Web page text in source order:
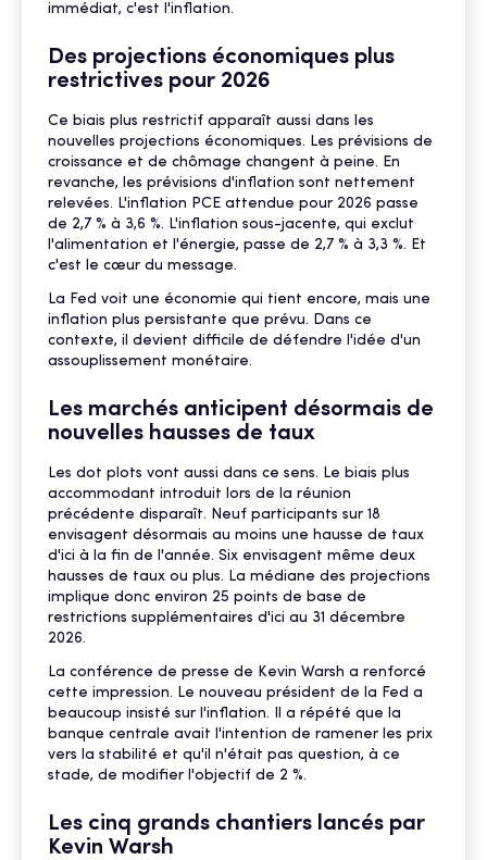
immédiat, c'est l'inflation.
Des projections économiques plus
restrictives pour 2026
Ce biais plus restrictif apparaît aussi dans les
nouvelles projections économiques. Les prévisions de
croissance et de chômage changent à peine. En
revanche, les prévisions d'inflation sont nettement
relevées. L'inflation PCE attendue pour 2026 passe
de 2,7 % à 3,6 %. L'inflation sous-jacente, qui exclut
l'alimentation et l'énergie, passe de 2,7 % à 3,3 %. Et
c'est le cœur du message.
La Fed voit une économie qui tient encore, mais une
inflation plus persistante que prévu. Dans ce
contexte, il devient difficile de défendre l'idée d'un
assouplissement monétaire.
Les marchés anticipent désormais de
nouvelles hausses de taux
Les dot plots vont aussi dans ce sens. Le biais plus
accommodant introduit lors de la réunion
précédente disparaît. Neuf participants sur 18
envisagent désormais au moins une hausse de taux
d'ici à la fin de l'année. Six envisagent même deux
hausses de taux ou plus. La médiane des projections
implique donc environ 25 points de base de
restrictions supplémentaires d'ici au 31 décembre
2026.
La conférence de presse de Kevin Warsh a renforcé
cette impression. Le nouveau président de la Fed a
beaucoup insisté sur l'inflation. Il a répété que la
banque centrale avait l'intention de ramener les prix
vers la stabilité et qu'il n'était pas question, à ce
stade, de modifier l'objectif de 2 %.
Les cinq grands chantiers lancés par
Kevin Warsh